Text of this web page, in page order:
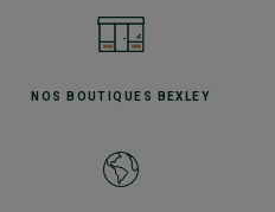
NOS BOUTIQUES BEXLEY